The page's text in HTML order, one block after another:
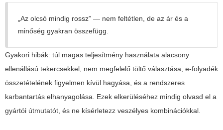
„Az olcsó mindig rossz” — nem feltétlen, de az ár és a
minőség gyakran összefügg.
Gyakori hibák: túl magas teljesítmény használata alacsony
ellenállású tekercsekkel, nem megfelelő töltő választása, e-folyadék
összetételének figyelmen kívül hagyása, és a rendszeres
karbantartás elhanyagolása. Ezek elkerüléséhez mindig olvasd el a
gyártói útmutatót, és ne kísérletezz veszélyes kombinációkkal.